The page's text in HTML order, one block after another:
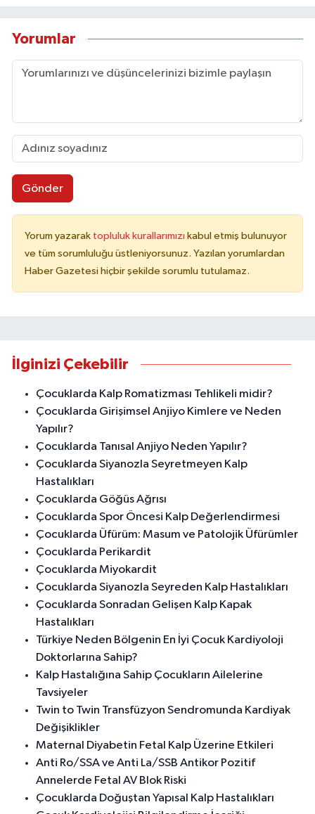
Yorumlar
Gönder
Yorum yazarak topluluk kurallarımızı kabul etmiş bulunuyor
ve tüm sorumluluğu üstleniyorsunuz. Yazılan yorumlardan
Haber Gazetesi hiçbir şekilde sorumlu tutulamaz.
İlginizi Çekebilir
Çocuklarda Kalp Romatizması Tehlikeli midir?
Çocuklarda Girişimsel Anjiyo Kimlere ve Neden
Yapılır?
Çocuklarda Tanısal Anjiyo Neden Yapılır?
Çocuklarda Siyanozla Seyretmeyen Kalp
Hastalıkları
Çocuklarda Göğüs Ağrısı
Çocuklarda Spor Öncesi Kalp Değerlendirmesi
Çocuklarda Üfürüm: Masum ve Patolojik Üfürümler
Çocuklarda Perikardit
Çocuklarda Miyokardit
Çocuklarda Siyanozla Seyreden Kalp Hastalıkları
Çocuklarda Sonradan Gelişen Kalp Kapak
Hastalıkları
Türkiye Neden Bölgenin En İyi Çocuk Kardiyoloji
Doktorlarına Sahip?
Kalp Hastalığına Sahip Çocukların Ailelerine
Tavsiyeler
Twin to Twin Transfüzyon Sendromunda Kardiyak
Değişiklikler
Maternal Diyabetin Fetal Kalp Üzerine Etkileri
Anti Ro/SSA ve Anti La/SSB Antikor Pozitif
Annelerde Fetal AV Blok Riski
Çocuklarda Doğuştan Yapısal Kalp Hastalıkları